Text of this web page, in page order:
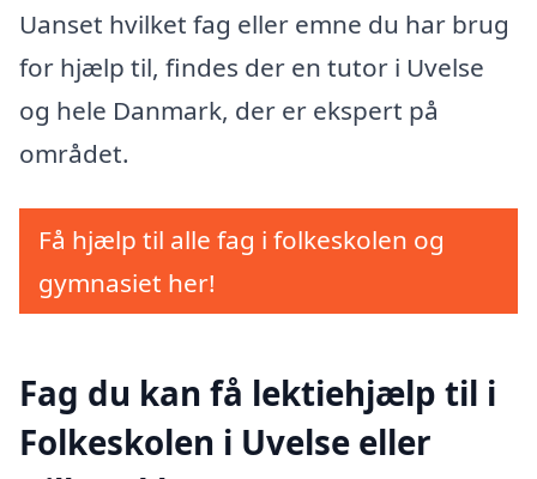
Uanset hvilket fag eller emne du har brug
for hjælp til, findes der en tutor i Uvelse
og hele Danmark, der er ekspert på
området.
Få hjælp til alle fag i folkeskolen og
gymnasiet her!
Fag du kan få lektiehjælp til i
Folkeskolen i Uvelse eller